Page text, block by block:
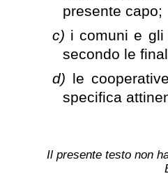
presente capo;
c) i comuni e gli
secondo le
d) le
specifica
Il presente testo non